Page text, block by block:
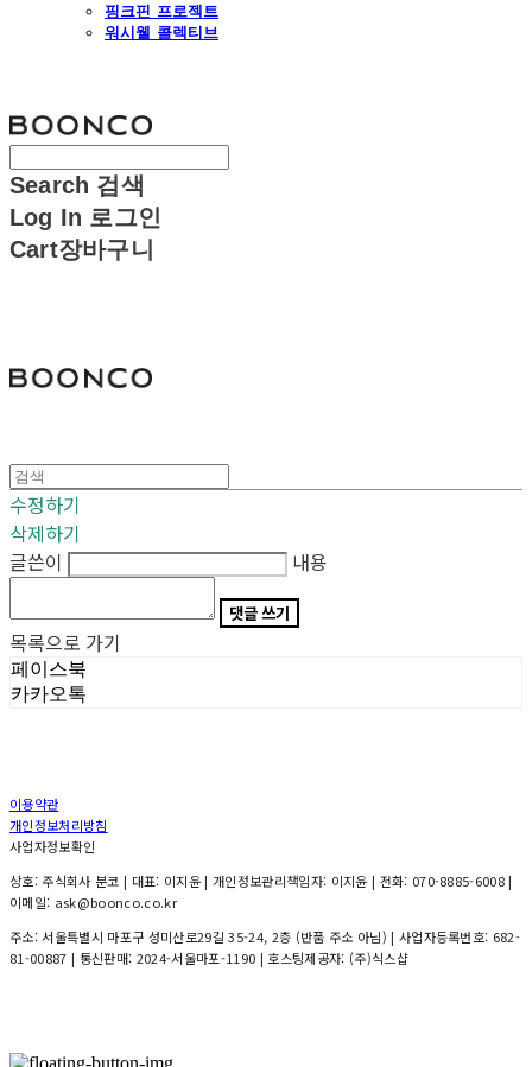
핑크핀 프로젝트
워시웰 콜렉티브
Search 검색
Log In 로그인
Cart장바구니
수정하기
삭제하기
글쓴이
내용
댓글 쓰기
목록으로 가기
페이스북
카카오톡
이용약관
개인정보처리방침
사업자정보확인
상호: 주식회사 분코 | 대표: 이지윤 | 개인정보관리책임자: 이지윤 | 전화: 070-8885-6008 |
이메일: ask@boonco.co.kr
주소: 서울특별시 마포구 성미산로29길 35-24, 2층 (반품 주소 아님) | 사업자등록번호: 682-
81-00887 | 통신판매: 2024-서울마포-1190 | 호스팅제공자: (주)식스샵